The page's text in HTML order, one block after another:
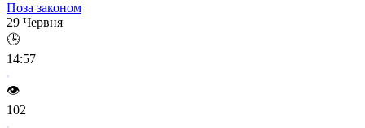
Поза законом
29 Червня
🕒
14:57
👁️
102